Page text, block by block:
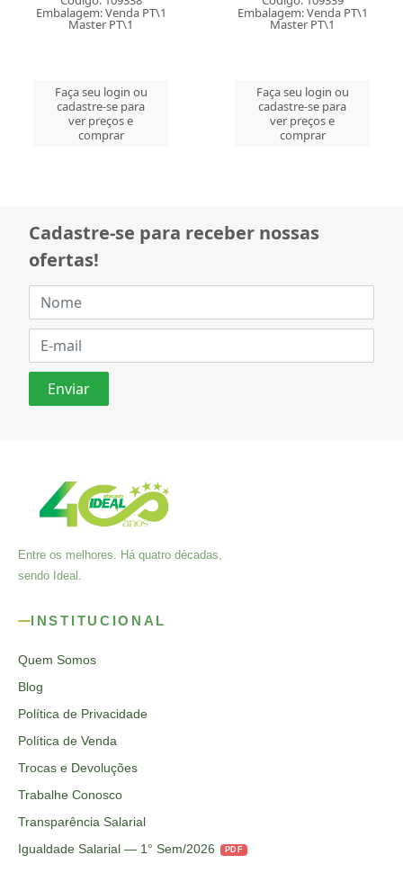
Embalagem: Venda PT\1
Master PT\1
Faça seu login ou
cadastre-se para
ver preços e
comprar
Embalagem: Venda PT\1
Master PT\1
Faça seu login ou
cadastre-se para
ver preços e
comprar
Cadastre-se para receber nossas
ofertas!
Entre os melhores. Há quatro décadas,
sendo Ideal.
INSTITUCIONAL
Quem Somos
Blog
Política de Privacidade
Política de Venda
Trocas e Devoluções
Trabalhe Conosco
Transparência Salarial
Igualdade Salarial — 1° Sem/2026
PDF